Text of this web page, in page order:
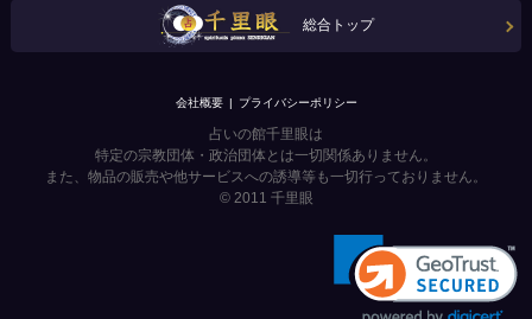
総合トップ
会社概要 プライバシーポリシー
占いの館千里眼は
特定の宗教団体・政治団体とは一切関係ありません。
また、物品の販売や他サービスへの誘導等も一切行っておりません。
© 2011 千里眼